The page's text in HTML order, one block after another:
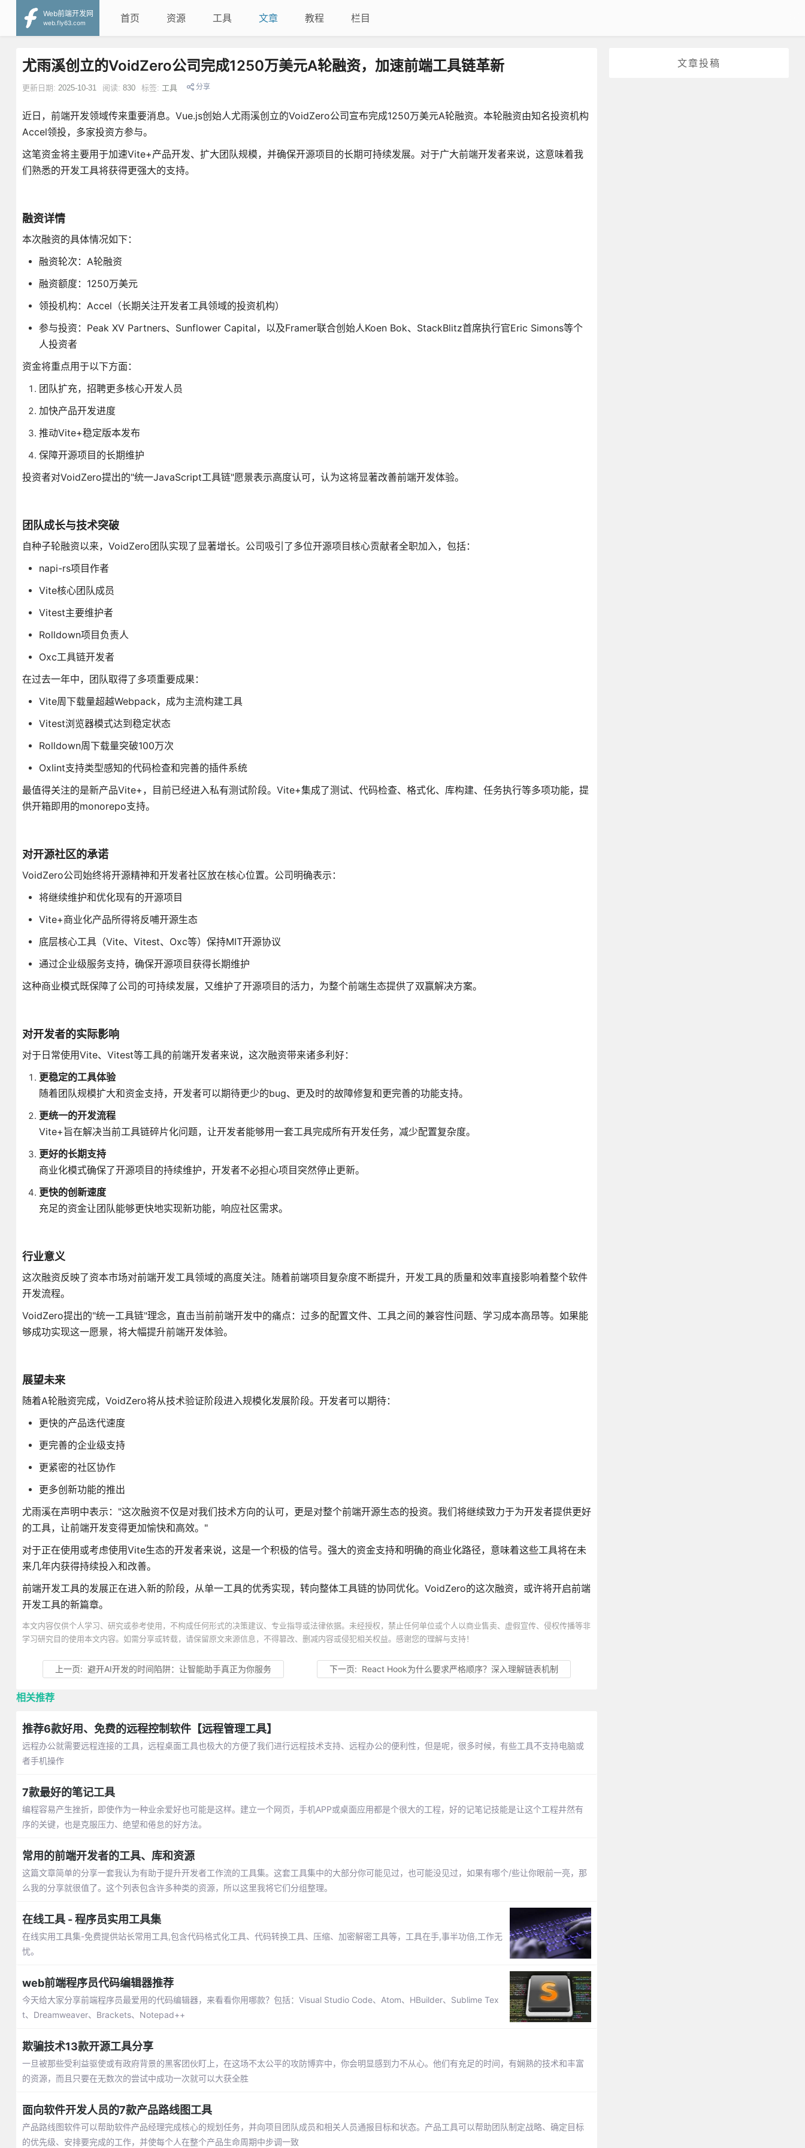
Web前端开发网
web.fly63.com
首页 资源 工具 文章 教程 栏目
文章投稿
尤雨溪创立的VoidZero公司完成1250万美元A轮融资，加速前端工具链革新
更新日期: 2025-10-31 阅读: 830 标签: 工具 分享
近日，前端开发领域传来重要消息。Vue.js创始人尤雨溪创立的VoidZero公司宣布完成1250万美元A轮融资。本轮融资由知名投资机构
Accel领投，多家投资方参与。
这笔资金将主要用于加速Vite+产品开发、扩大团队规模，并确保开源项目的长期可持续发展。对于广大前端开发者来说，这意味着我
们熟悉的开发工具将获得更强大的支持。
融资详情
本次融资的具体情况如下：
融资轮次：A轮融资
融资额度：1250万美元
领投机构：Accel（长期关注开发者工具领域的投资机构）
参与投资：Peak XV Partners、Sunflower Capital，以及Framer联合创始人Koen Bok、StackBlitz首席执行官Eric Simons等个
人投资者
资金将重点用于以下方面：
团队扩充，招聘更多核心开发人员
加快产品开发进度
推动Vite+稳定版本发布
保障开源项目的长期维护
投资者对VoidZero提出的"统一JavaScript工具链"愿景表示高度认可，认为这将显著改善前端开发体验。
团队成长与技术突破
自种子轮融资以来，VoidZero团队实现了显著增长。公司吸引了多位开源项目核心贡献者全职加入，包括：
napi-rs项目作者
Vite核心团队成员
Vitest主要维护者
Rolldown项目负责人
Oxc工具链开发者
在过去一年中，团队取得了多项重要成果：
Vite周下载量超越Webpack，成为主流构建工具
Vitest浏览器模式达到稳定状态
Rolldown周下载量突破100万次
Oxlint支持类型感知的代码检查和完善的插件系统
最值得关注的是新产品Vite+，目前已经进入私有测试阶段。Vite+集成了测试、代码检查、格式化、库构建、任务执行等多项功能，提
供开箱即用的monorepo支持。
对开源社区的承诺
VoidZero公司始终将开源精神和开发者社区放在核心位置。公司明确表示：
将继续维护和优化现有的开源项目
Vite+商业化产品所得将反哺开源生态
底层核心工具（Vite、Vitest、Oxc等）保持MIT开源协议
通过企业级服务支持，确保开源项目获得长期维护
这种商业模式既保障了公司的可持续发展，又维护了开源项目的活力，为整个前端生态提供了双赢解决方案。
对开发者的实际影响
对于日常使用Vite、Vitest等工具的前端开发者来说，这次融资带来诸多利好：
更稳定的工具体验
随着团队规模扩大和资金支持，开发者可以期待更少的bug、更及时的故障修复和更完善的功能支持。
更统一的开发流程
Vite+旨在解决当前工具链碎片化问题，让开发者能够用一套工具完成所有开发任务，减少配置复杂度。
更好的长期支持
商业化模式确保了开源项目的持续维护，开发者不必担心项目突然停止更新。
更快的创新速度
充足的资金让团队能够更快地实现新功能，响应社区需求。
行业意义
这次融资反映了资本市场对前端开发工具领域的高度关注。随着前端项目复杂度不断提升，开发工具的质量和效率直接影响着整个软件
开发流程。
VoidZero提出的"统一工具链"理念，直击当前前端开发中的痛点：过多的配置文件、工具之间的兼容性问题、学习成本高昂等。如果能
够成功实现这一愿景，将大幅提升前端开发体验。
展望未来
随着A轮融资完成，VoidZero将从技术验证阶段进入规模化发展阶段。开发者可以期待：
更快的产品迭代速度
更完善的企业级支持
更紧密的社区协作
更多创新功能的推出
尤雨溪在声明中表示："这次融资不仅是对我们技术方向的认可，更是对整个前端开源生态的投资。我们将继续致力于为开发者提供更好
的工具，让前端开发变得更加愉快和高效。"
对于正在使用或考虑使用Vite生态的开发者来说，这是一个积极的信号。强大的资金支持和明确的商业化路径，意味着这些工具将在未
来几年内获得持续投入和改善。
前端开发工具的发展正在进入新的阶段，从单一工具的优秀实现，转向整体工具链的协同优化。VoidZero的这次融资，或许将开启前端
开发工具的新篇章。
本文内容仅供个人学习、研究或参考使用，不构成任何形式的决策建议、专业指导或法律依据。未经授权，禁止任何单位或个人以商业售卖、虚假宣传、侵权传播等非
学习研究目的使用本文内容。如需分享或转载，请保留原文来源信息，不得篡改、删减内容或侵犯相关权益。感谢您的理解与支持！
上一页: 避开AI开发的时间陷阱：让智能助手真正为你服务 下一页: React Hook为什么要求严格顺序？深入理解链表机制
相关推荐
推荐6款好用、免费的远程控制软件【远程管理工具】
远程办公就需要远程连接的工具，远程桌面工具也极大的方便了我们进行远程技术支持、远程办公的便利性，但是呢，很多时候，有些工具不支持电脑或
者手机操作
7款最好的笔记工具
编程容易产生挫折，即使作为一种业余爱好也可能是这样。建立一个网页，手机APP或桌面应用都是个很大的工程，好的记笔记技能是让这个工程井然有
序的关键，也是克服压力、绝望和倦怠的好方法。
常用的前端开发者的工具、库和资源
这篇文章简单的分享一套我认为有助于提升开发者工作流的工具集。这套工具集中的大部分你可能见过，也可能没见过，如果有哪个/些让你眼前一亮，那
么我的分享就很值了。这个列表包含许多种类的资源，所以这里我将它们分组整理。
在线工具 - 程序员实用工具集
在线实用工具集-免费提供站长常用工具,包含代码格式化工具、代码转换工具、压缩、加密解密工具等，工具在手,事半功倍,工作无
忧。
web前端程序员代码编辑器推荐
今天给大家分享前端程序员最爱用的代码编辑器，来看看你用哪款？包括：Visual Studio Code、Atom、HBuilder、Sublime Tex
t、Dreamweaver、Brackets、Notepad++
欺骗技术13款开源工具分享
一旦被那些受利益驱使或有政府背景的黑客团伙盯上，在这场不太公平的攻防博弈中，你会明显感到力不从心。他们有充足的时间，有娴熟的技术和丰富
的资源，而且只要在无数次的尝试中成功一次就可以大获全胜
面向软件开发人员的7款产品路线图工具
产品路线图软件可以帮助软件产品经理完成核心的规划任务，并向项目团队成员和相关人员通报目标和状态。产品工具可以帮助团队制定战略、确定目标
的优先级、安排要完成的工作，并使每个人在整个产品生命周期中步调一致